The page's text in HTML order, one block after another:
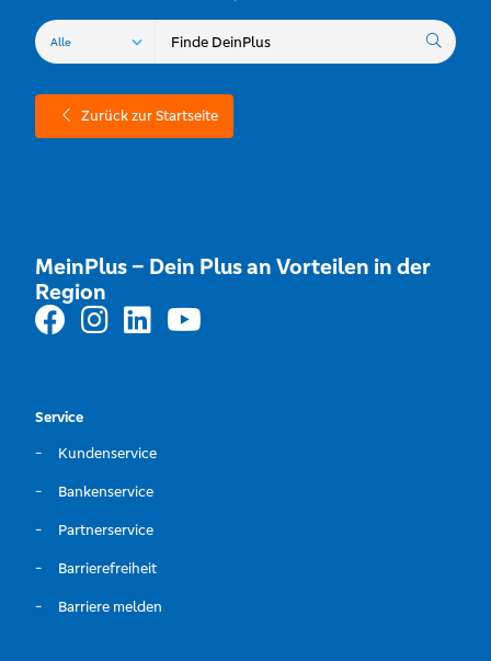
Zurück zur Startseite
MeinPlus – Dein Plus an Vorteilen in der
Region
Service
Kundenservice
Bankenservice
Partnerservice
Barrierefreiheit
Barriere melden